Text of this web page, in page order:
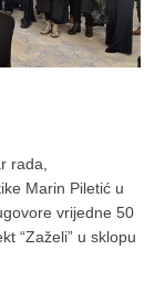
rada,
Marin Piletić u
vrijedne 50
“Zaželi” u sklopu